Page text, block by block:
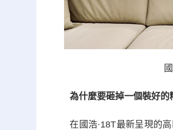
為什麼要砸掉一個裝好的
在國浩·18T最新呈現的高